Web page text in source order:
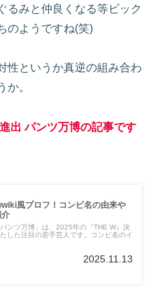
るみと仲良くなる等ビック
のようですね(笑)
性というか真逆の組み合わ
か。
出 パンツ万博の記事です
風プロフ！コンビ名の由来や
ンツ万博」は、2025年の『THE W』決
した注目の若手芸人です。コンビ名のイ
2025.11.13